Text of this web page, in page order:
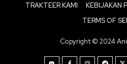
TRAKTEER KAMI KEBIJAKAN
TERMS OF
Copyright © 2024